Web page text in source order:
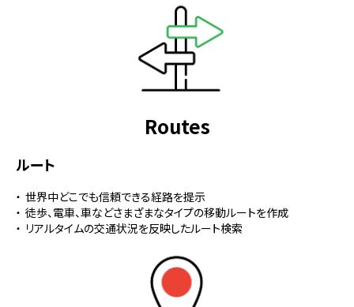
Routes
ルート
世界中どこでも信頼できる経路を提示
徒歩、電車、車などさまざまなタイプの移動ルートを作成
リアルタイムの交通状況を反映したルート検索